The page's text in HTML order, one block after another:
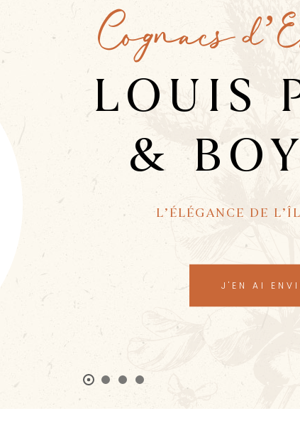
Cognacs
LOUIS
&
L’ÉLÉGANCE DE
J'EN AI